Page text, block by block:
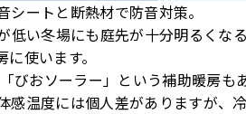
ートと断熱材で防音対策。
い冬場にも庭先が十分明るくなる
使います。
おソーラー」という補助暖房もあ
温度には個人差がありますが、